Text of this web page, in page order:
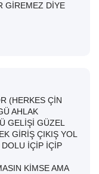
GİREMEZ DİYE
(HERKES ÇİN
AHLAK
GELİŞİ GÜZEL
GİRİŞ ÇIKIŞ YOL
İÇİP İÇİP
KİMSE AMA